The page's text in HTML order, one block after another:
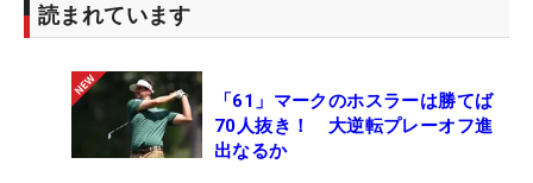
読まれています
「61」マークのホスラーは勝てば
70人抜き！ 大逆転プレーオフ進
出なるか